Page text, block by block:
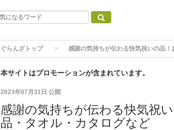
ぐらんざトップ 感謝の気持ちが伝わる快気祝いの品
本サイトはプロモーションが含まれています。
2023年07月31日 公開
感謝の気持ちが伝わる快気祝
品・タオル・カタログなど